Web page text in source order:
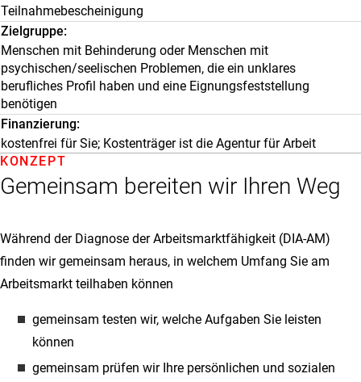
Teilnahmebescheinigung
Zielgruppe
Menschen mit Behinderung oder Menschen mit
psychischen/seelischen Problemen, die ein unklares
berufliches Profil haben und eine Eignungsfeststellung
benötigen
Finanzierung
kostenfrei für Sie; Kostenträger ist die Agentur für Arbeit
Gemeinsam bereiten wir Ihren Weg
KONZEPT
Während der Diagnose der Arbeitsmarktfähigkeit (DIA-AM)
finden wir gemeinsam heraus, in welchem Umfang Sie am
Arbeitsmarkt teilhaben können
gemeinsam testen wir, welche Aufgaben Sie leisten
können
gemeinsam prüfen wir Ihre persönlichen und sozialen